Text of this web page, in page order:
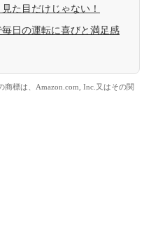
た目だけじゃない！
日の運転に喜びと満足感
標は、Amazon.com, Inc.又はその関